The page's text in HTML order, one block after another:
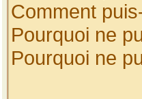
Comment
Pourquoi ne
Pourquoi ne